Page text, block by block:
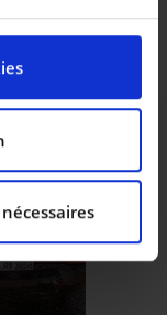
vos données
reportez-vous
modifier ou
à partir de
le
notre trafic.
sur